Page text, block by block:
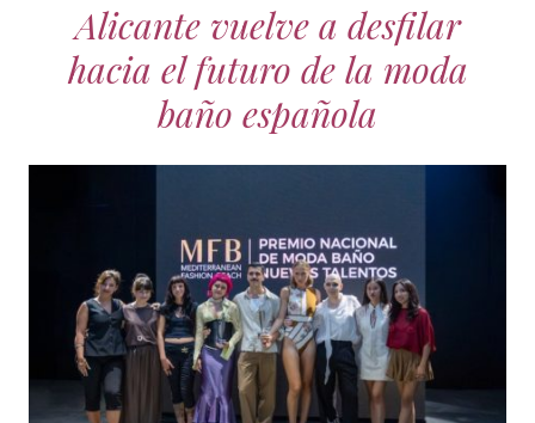
Alicante vuelve a desfilar
hacia el futuro de la moda
baño española